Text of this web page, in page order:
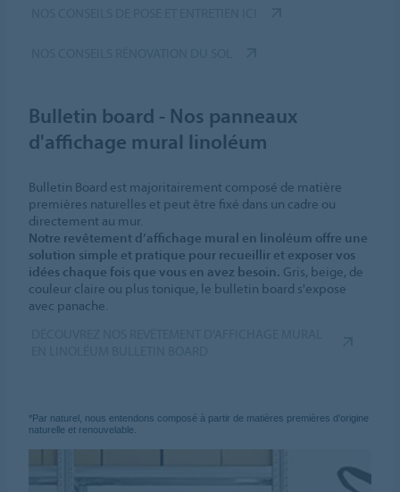
Bulletin board - Nos panneaux
d'affichage mural linoléum
Bulletin Board est majoritairement composé de matière
premières naturelles et peut être fixé dans un cadre ou
directement au mur.
Notre revêtement d’affichage mural en linoléum offre une
solution simple et pratique pour recueillir et exposer vos
idées chaque fois que vous en avez besoin. Gris, beige, de
couleur claire ou plus tonique, le bulletin board s'expose
avec panache.
*Par naturel, nous entendons composé à partir de matières premières d’origine
naturelle et renouvelable.